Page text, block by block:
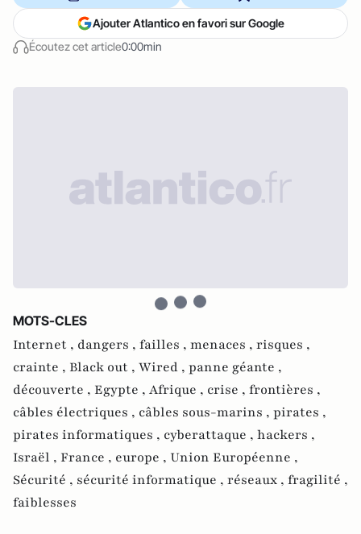
Écoutez cet article0:00min
Ajouter Atlantico en favori sur Google
MOTS-CLES
Internet , dangers , failles , menaces , risques ,
crainte , Black out , Wired , panne géante ,
découverte , Egypte , Afrique , crise , frontières ,
câbles électriques , câbles sous-marins , pirates ,
pirates informatiques , cyberattaque , hackers ,
Israël , France , europe , Union Européenne ,
Sécurité , sécurité informatique , réseaux , fragilité ,
faiblesses